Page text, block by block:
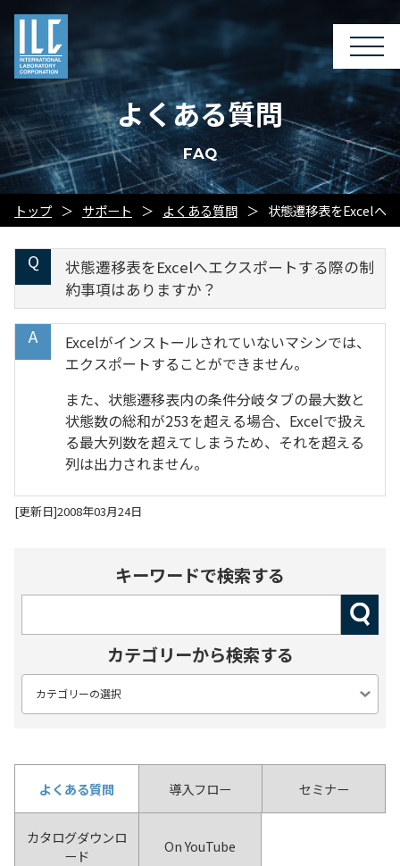
よくある質問
FAQ
トップ サポート よくある質問 状態遷移表をExcelへ
状態遷移表をExcelへエクスポートする際の制
約事項はありますか？
Excelがインストールされていないマシンでは、
エクスポートすることができません。
また、状態遷移表内の条件分岐タブの最大数と
状態数の総和が253を超える場合、Excelで扱え
る最大列数を超えてしまうため、それを超える
列は出力されません。
[更新日]2008年03月24日
キーワードで検索する
カテゴリーから検索する
よくある質問 導入フロー セミナー
カタログダウンロ
ード
On YouTube